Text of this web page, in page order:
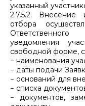
указанный
2.7.5.2. Внесение
отбора
уведомления
свободной форме,
− наименования
− даты подачи
− оснований для
− списка
− документов,